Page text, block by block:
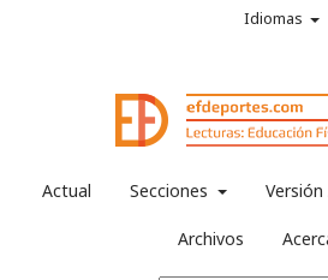
Actual Secciones
Archivos
Idiomas